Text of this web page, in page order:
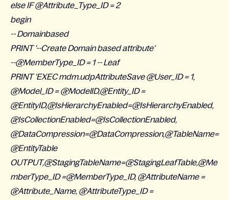
else IF @Attribute_Type_ID = 2
begin
-- Domainbased
PRINT '--Create Domain based attribute'
--@MemberType_ID = 1 -- Leaf
PRINT 'EXEC mdm.udpAttributeSave @User_ID = 1,
@Model_ID = @ModelID,@Entity_ID =
@EntityID,@IsHierarchyEnabled=@IsHierarchyEnabled,
@IsCollectionEnabled=@IsCollectionEnabled,
@DataCompression=@DataCompression,@TableName=
@EntityTable
OUTPUT,@StagingTableName=@StagingLeafTable,@Me
mberType_ID =@MemberType_ID, @AttributeName =
@Attribute_Name, @AttributeType_ID =